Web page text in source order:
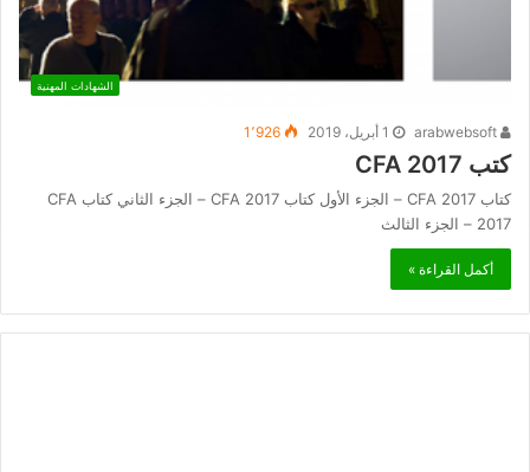
الشهادات المهنية
1 أبريل، 2019 1٬926
كتب CFA 2017
كتاب CFA 2017 – الجزء الأول كتاب CFA 2017 – الجزء الثاني كتاب CFA
2017 – الجزء الثالث
أكمل القراءة »